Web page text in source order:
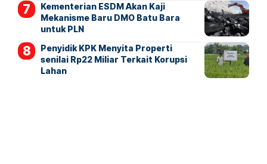
Kementerian ESDM Akan Kaji
Mekanisme Baru DMO Batu Bara
untuk PLN
Penyidik KPK Menyita Properti
senilai Rp22 Miliar Terkait Korupsi
Lahan